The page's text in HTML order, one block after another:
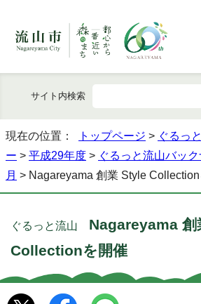
サイト内検索
現在の位置： トップページ > ぐるっ
ー > 平成29年度 > ぐるっと流山バッ
月 > Nagareyama 創業 Style
ぐるっと流山 Nagareyama 創
Collectionを開催